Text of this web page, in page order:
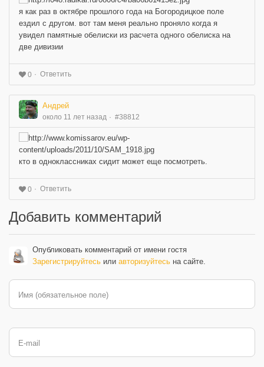
я как раз в октябре прошлого года на Богородицкое поле
ездил с другом. вот там меня реально проняло когда я
увидел памятные обелиски из расчета одного обелиска на
две дивизии
0 Ответить
Андрей
около 11 лет назад #38812
кто в одноклассниках сидит может еще посмотреть.
0 Ответить
Добавить комментарий
Опубликовать комментарий от имени гостя
Зарегистрируйтесь или авторизуйтесь на сайте.
Имя (обязательное поле)
E-mail